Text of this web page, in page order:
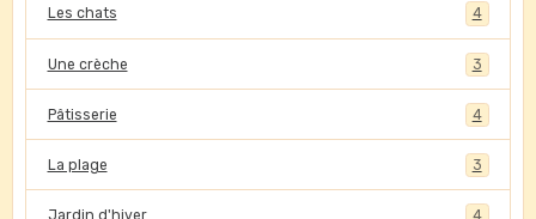
Les chats 4
Une crèche 3
Pâtisserie 4
La plage 3
Jardin d'hiver 4